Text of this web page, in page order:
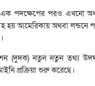
পদক্ষেপের পরও এখনো
হয় আমেরিকায় অথবা লন্ডনে
(দুদক) নতুন নতুন তথ্য
প্রক্রিয়া শুরু করেছে।